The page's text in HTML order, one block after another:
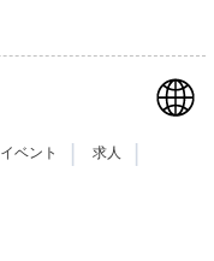
イベント 求人